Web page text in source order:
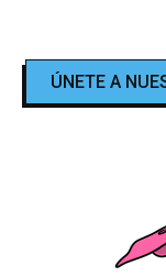
ÚNETE A